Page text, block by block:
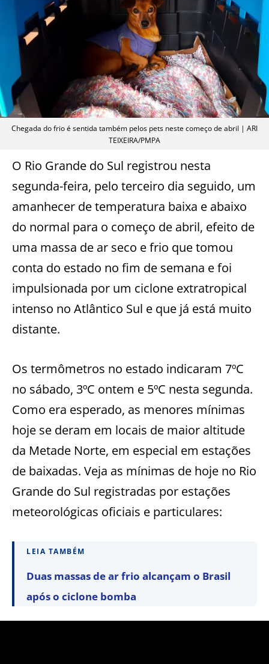
Chegada do frio é sentida também pelos pets neste começo de abril | ARI
TEIXEIRA/PMPA
O Rio Grande do Sul registrou nesta
segunda-feira, pelo terceiro dia seguido, um
amanhecer de temperatura baixa e abaixo
do normal para o começo de abril, efeito de
uma massa de ar seco e frio que tomou
conta do estado no fim de semana e foi
impulsionada por um ciclone extratropical
intenso no Atlântico Sul e que já está muito
distante.
Os termômetros no estado indicaram 7ºC
no sábado, 3ºC ontem e 5ºC nesta segunda.
Como era esperado, as menores mínimas
hoje se deram em locais de maior altitude
da Metade Norte, em especial em estações
de baixadas. Veja as mínimas de hoje no Rio
Grande do Sul registradas por estações
meteorológicas oficiais e particulares:
LEIA TAMBÉM
Duas massas de ar frio alcançam o Brasil
após o ciclone bomba